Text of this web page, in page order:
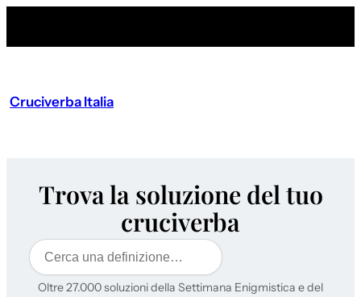
Cruciverba Italia
Trova la soluzione del tuo
cruciverba
Cerca
Oltre 27.000 soluzioni della Settimana Enigmistica e del